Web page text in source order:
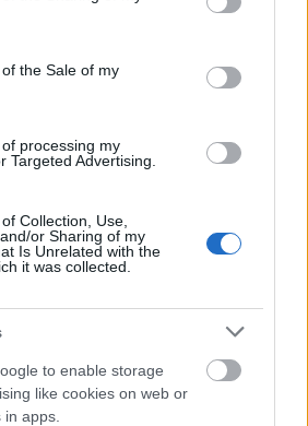
to Google and its third-party tags to
specified purposes in below Google
the Sale of my
processing my
Targeted Advertising.
Collection, Use,
or Sharing of my
Is Unrelated with the
it was collected.
to enable storage
like cookies on web or
apps.
A magyar közreműködőket is
lehet, angolul énekeljenek, és
magyar produkciót hívunk
vagy instrumentális zenét
az indie-folk, vagy ha úgy
előadók, de nyitottak
előremutató zenére. Hívtunk
nemrég jött el immár
egy rapper, zseniális arc,
már a Glastonbury
eljött januárban, és most
mert időközben kijött egy
mostanában. Annyi a
az előadás ebbe a „nappali
például a heavy rock és metal
folyamatosan feszegetjük a
közönségünk.